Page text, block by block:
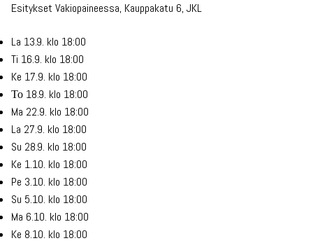
Esitykset Vakiopaineessa, Kauppakatu 6, JKL
La 13.9. klo 18:00
Ti 16.9. klo 18:00
Ke 17.9. klo 18:00
Το 18.9. klo 18:00
Ma 22.9. klo 18:00
La 27.9. klo 18:00
Su 28.9. klo 18:00
Ke 1.10. klo 18:00
Pe 3.10. klo 18:00
Su 5.10. klo 18:00
Ma 6.10. klo 18:00
Ke 8.10. klo 18:00